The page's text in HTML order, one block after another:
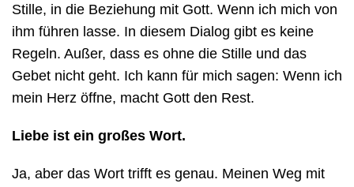
Stille, in die Beziehung mit Gott. Wenn ich mich von
ihm führen lasse. In diesem Dialog gibt es keine
Regeln. Außer, dass es ohne die Stille und das
Gebet nicht geht. Ich kann für mich sagen: Wenn ich
mein Herz öffne, macht Gott den Rest.
Liebe ist ein großes Wort.
Ja, aber das Wort trifft es genau. Meinen Weg mit